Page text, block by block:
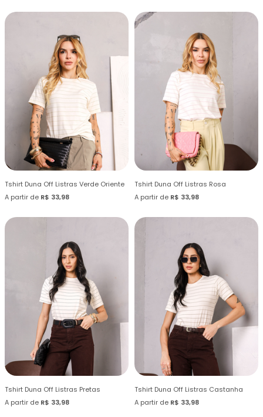
Tshirt Duna Off Listras Verde Oriente
A partir de R$ 33,98
Tshirt Duna Off Listras Rosa
A partir de R$ 33,98
Tshirt Duna Off Listras Pretas
A partir de R$ 33,98
Tshirt Duna Off Listras Castanha
A partir de R$ 33,98